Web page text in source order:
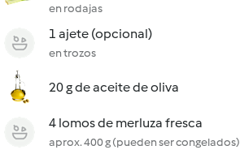
en rodajas
1 ajete (opcional)
en trozos
20 g de aceite de oliva
4 lomos de merluza fresca
aprox. 400 g (pueden ser congelados)